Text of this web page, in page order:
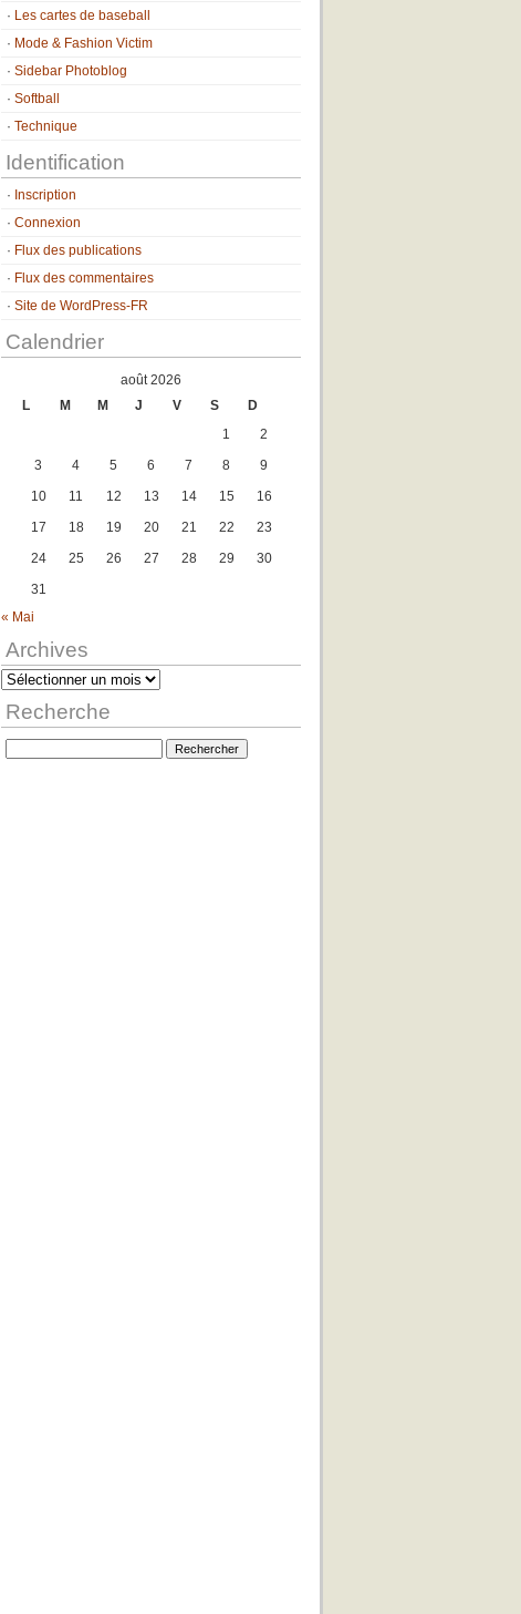
Les cartes de baseball
Mode & Fashion Victim
Sidebar Photoblog
Softball
Technique
Identification
Inscription
Connexion
Flux des publications
Flux des commentaires
Site de WordPress-FR
Calendrier
août 2026
L
M M J V S
D
1
2
3
4 5 6 7 8
9
10
11 12 13 14 15
16
17
18 19 20 21 22
23
24
25 26 27 28 29
30
31
« Mai
Archives
Archives
Recherche